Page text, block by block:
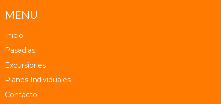
MENU
Inicio
Pasadias
Excursiones
Planes Individuales
Contacto